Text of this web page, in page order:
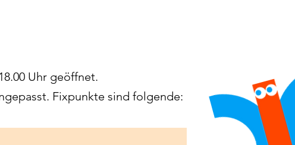
Uhr geöffnet.
Fixpunkte sind folgende: